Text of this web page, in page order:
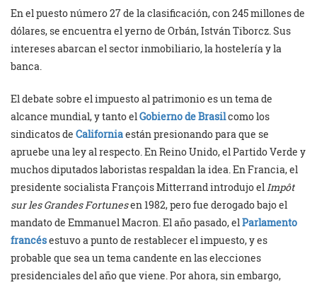
En el puesto número 27 de la clasificación, con 245 millones de
dólares, se encuentra el yerno de Orbán, István Tiborcz. Sus
intereses abarcan el sector inmobiliario, la hostelería y la
banca.
El debate sobre el impuesto al patrimonio es un tema de
alcance mundial, y tanto elGobierno de Brasilcomo los
sindicatos de Californiaestán presionando para que se
apruebe una ley al respecto. En Reino Unido, el Partido Verde y
muchos diputados laboristas respaldan la idea. En Francia, el
presidente socialista François Mitterrand introdujo elImpôt
sur les Grandes Fortunesen 1982, pero fue derogado bajo el
mandato de Emmanuel Macron. El año pasado, elParlamento
francésestuvo a punto de restablecer el impuesto, y es
probable que sea un tema candente en las elecciones
presidenciales del año que viene. Por ahora, sin embargo,